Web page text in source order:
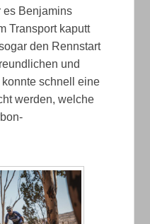
es Benjamins
Transport kaputt
den Rennstart
und
schnell eine
werden, welche